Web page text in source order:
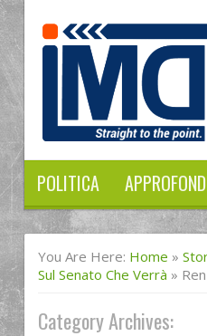
POLITICA
You Are Here: Home »
Sul Senato Che Verrà »
Category Archives: